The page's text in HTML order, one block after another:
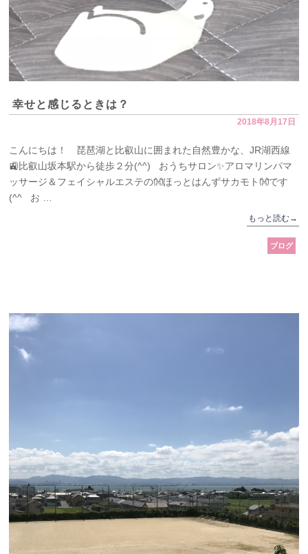
幸せと感じるときは？
2018年8月17日
こんにちは！ 琵琶湖と比叡山に囲まれた自然豊かな、JR湖西線
🚉比叡山坂本駅から徒歩２分(^^) おうちサロン✨アロマリンパマ
ッサージ＆フェイシャルエステの👐ほっとはんずサカモト👐です
(^^ お …
もっと読む→
ブログ